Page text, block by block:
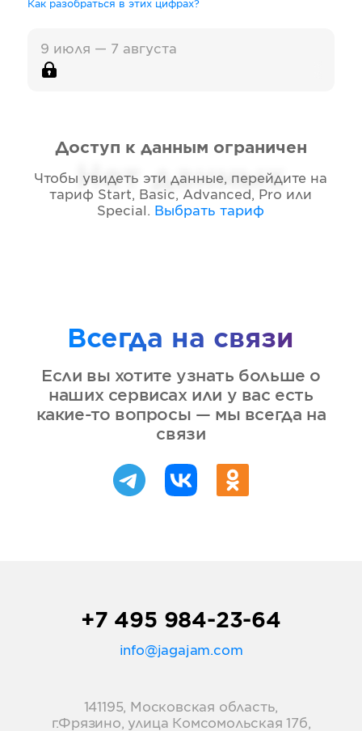
Как разобраться в этих цифрах?
9 июля — 7 августа
Нет данных
Доступ к данным ограничен
Чтобы увидеть эти данные, перейдите на
тариф Start, Basic, Advanced, Pro или
Special . Выбрать тариф
Всегда на связи
Если вы хотите узнать больше о
наших сервисах или у вас есть
какие-то вопросы — мы всегда на
связи
+7 495 984-23-64
info@jagajam.com
141195, Московская область,
г.Фрязино, улица Комсомольская 17б,